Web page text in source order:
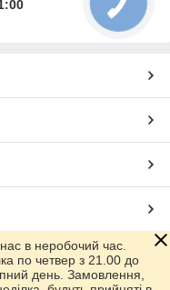
в неробочий час.
по четвер з 21.00 до
день. Замовлення,